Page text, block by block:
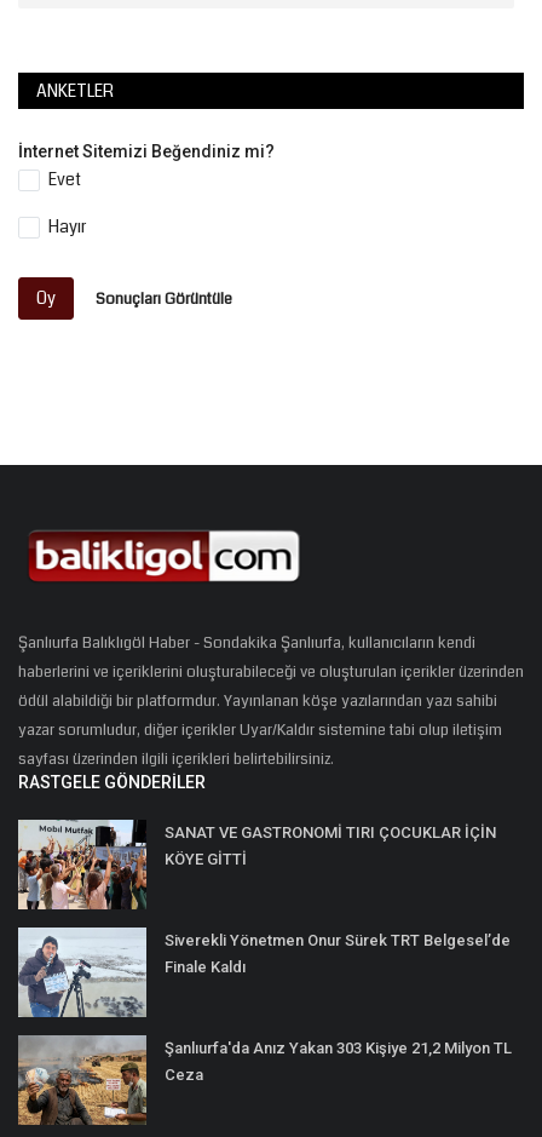
ANKETLER
İnternet Sitemizi Beğendiniz mi?
Evet
Hayır
Oy Sonuçları Görüntüle
Şanlıurfa Balıklıgöl Haber - Sondakika Şanlıurfa, kullanıcıların kendi
haberlerini ve içeriklerini oluşturabileceği ve oluşturulan içerikler üzerinden
ödül alabildiği bir platformdur. Yayınlanan köşe yazılarından yazı sahibi
yazar sorumludur, diğer içerikler Uyar/Kaldır sistemine tabi olup iletişim
sayfası üzerinden ilgili içerikleri belirtebilirsiniz.
RASTGELE GÖNDERILER
SANAT VE GASTRONOMİ TIRI ÇOCUKLAR İÇİN
KÖYE GİTTİ
Siverekli Yönetmen Onur Sürek TRT Belgesel’de
Finale Kaldı
Şanlıurfa'da Anız Yakan 303 Kişiye 21,2 Milyon TL
Ceza